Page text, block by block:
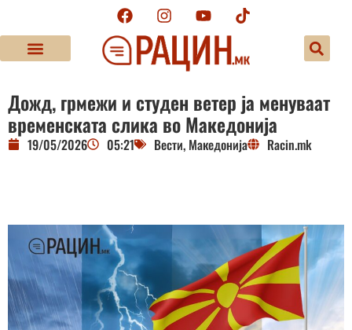
Дожд, грмежи и студен ветер ја менуваат
временската слика во Македонија
19/05/2026 05:21 Вести, Македонија Racin.mk